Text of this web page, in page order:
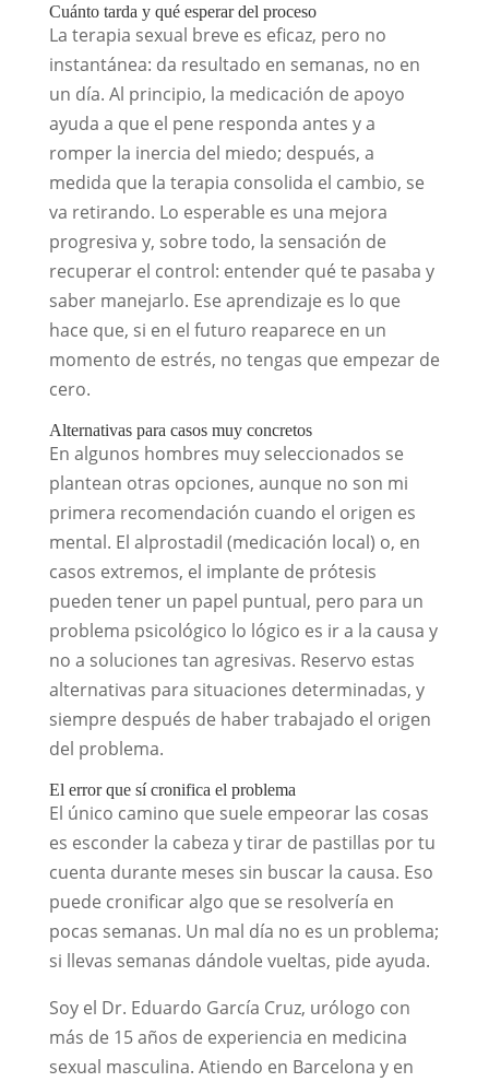
Cuánto tarda y qué esperar del proceso
La terapia sexual breve es eficaz, pero no
instantánea: da resultado en semanas, no en
un día. Al principio, la medicación de apoyo
ayuda a que el pene responda antes y a
romper la inercia del miedo; después, a
medida que la terapia consolida el cambio, se
va retirando. Lo esperable es una mejora
progresiva y, sobre todo, la sensación de
recuperar el control: entender qué te pasaba y
saber manejarlo. Ese aprendizaje es lo que
hace que, si en el futuro reaparece en un
momento de estrés, no tengas que empezar de
cero.
Alternativas para casos muy concretos
En algunos hombres muy seleccionados se
plantean otras opciones, aunque no son mi
primera recomendación cuando el origen es
mental. El alprostadil (medicación local) o, en
casos extremos, el implante de prótesis
pueden tener un papel puntual, pero para un
problema psicológico lo lógico es ir a la causa y
no a soluciones tan agresivas. Reservo estas
alternativas para situaciones determinadas, y
siempre después de haber trabajado el origen
del problema.
El error que sí cronifica el problema
El único camino que suele empeorar las cosas
es esconder la cabeza y tirar de pastillas por tu
cuenta durante meses sin buscar la causa. Eso
puede cronificar algo que se resolvería en
pocas semanas. Un mal día no es un problema;
si llevas semanas dándole vueltas, pide ayuda.
Soy el Dr. Eduardo García Cruz, urólogo con
más de 15 años de experiencia en medicina
sexual masculina. Atiendo en Barcelona y en